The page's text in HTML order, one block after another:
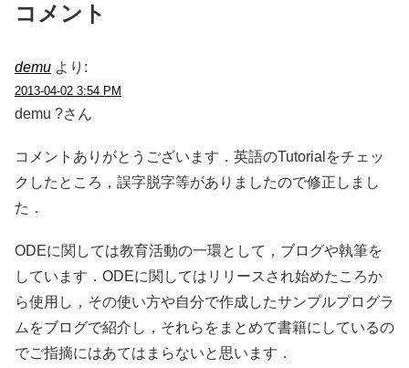
コメント
demu より:
2013-04-02 3:54 PM
demu ?さん
コメントありがとうございます．英語のTutorialをチェッ
クしたところ，誤字脱字等がありましたので修正しまし
た．
ODEに関しては教育活動の一環として，ブログや執筆を
しています．ODEに関してはリリースされ始めたころか
ら使用し，その使い方や自分で作成したサンプルプログラ
ムをブログで紹介し，それらをまとめて書籍にしているの
でご指摘にはあてはまらないと思います．